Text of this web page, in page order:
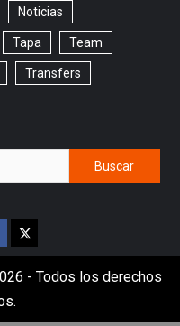
Noticias
Tapa Team
Transfers
- Todos los derechos